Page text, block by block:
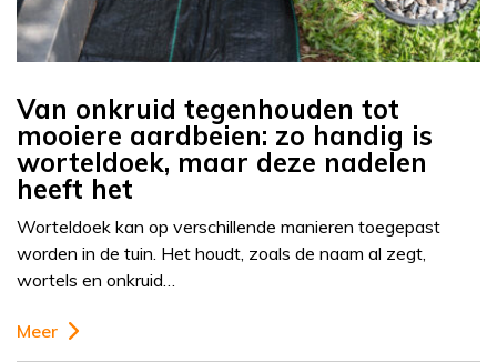
Van onkruid tegenhouden tot
mooiere aardbeien: zo handig is
worteldoek, maar deze nadelen
heeft het
Worteldoek kan op verschillende manieren toegepast
worden in de tuin. Het houdt, zoals de naam al zegt,
wortels en onkruid…
Meer